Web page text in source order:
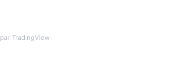
par TradingView